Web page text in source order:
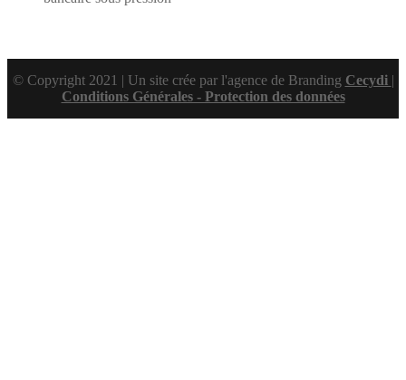
© Copyright 2021 | Un site crée par l'agence de Branding Cecydi |
Conditions Générales - Protection des données